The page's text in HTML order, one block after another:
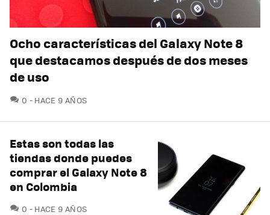
Ocho características del Galaxy Note 8
que destacamos después de dos meses
de uso
0 COMENTARIOS
HACE 9 AÑOS
Estas son todas las
tiendas donde puedes
comprar el Galaxy Note 8
en Colombia
0 COMENTARIOS
HACE 9 AÑOS